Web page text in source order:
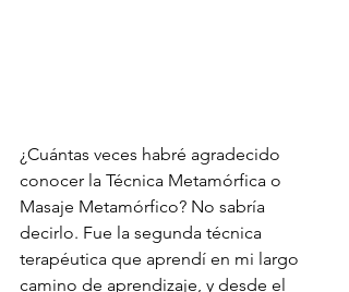
¿Cuántas veces habré agradecido
conocer la Técnica Metamórfica o
Masaje Metamórfico? No sabría
decirlo. Fue la segunda técnica
terapéutica que aprendí en mi largo
camino de aprendizaje, y desde el